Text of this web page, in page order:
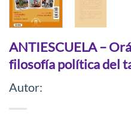
ANTIESCUELA –
filosofía política del
Autor: